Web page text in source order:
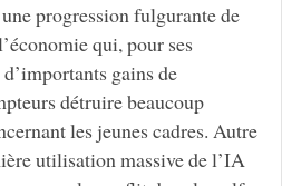
progression fulgurante de
qui, pour ses
gains de
détruire beaucoup
les jeunes cadres. Autre
utilisation massive de l’IA